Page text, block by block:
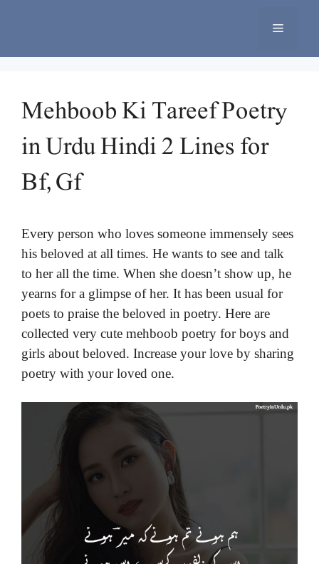
Menu
Mehboob Ki Tareef Poetry
in Urdu Hindi 2 Lines for
Bf, Gf
Every person who loves someone immensely sees
his beloved at all times. He wants to see and talk
to her all the time. When she doesn’t show up, he
yearns for a glimpse of her. It has been usual for
poets to praise the beloved in poetry. Here are
collected very cute mehboob poetry for boys and
girls about beloved. Increase your love by sharing
poetry with your loved one.